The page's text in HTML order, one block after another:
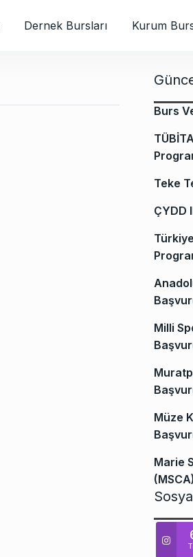
Dernek Bursları Kurum
Burs
Teke
ÇYDD
Milli
Müze
Marie